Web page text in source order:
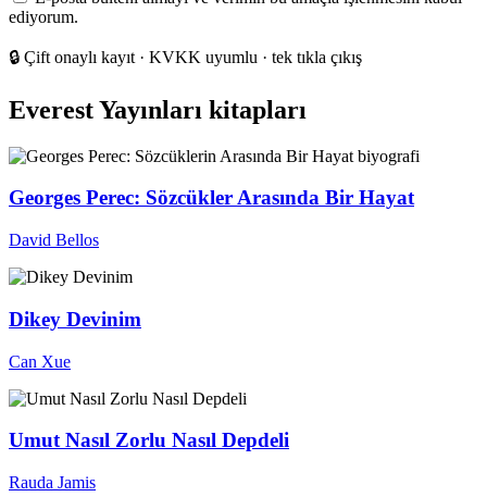
adresiniz
ediyorum.
🔒 Çift onaylı kayıt · KVKK uyumlu · tek tıkla çıkış
Everest Yayınları kitapları
Georges Perec: Sözcükler Arasında Bir Hayat
David Bellos
Dikey Devinim
Can Xue
Umut Nasıl Zorlu Nasıl Depdeli
Rauda Jamis